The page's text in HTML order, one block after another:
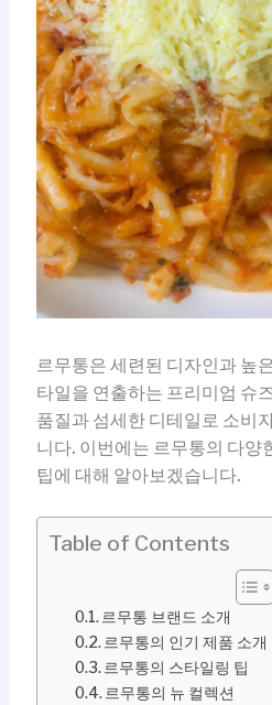
르무통은 세련된 디자인과 높
타일을 연출하는 프리미엄 슈
품질과 섬세한 디테일로 소비
니다. 이번에는 르무통의 다양
팁에 대해 알아보겠습니다.
Table of Contents
르무통 브랜드 소개
르무통의 인기 제품 소개
르무통의 스타일링 팁
르무통의 뉴 컬렉션